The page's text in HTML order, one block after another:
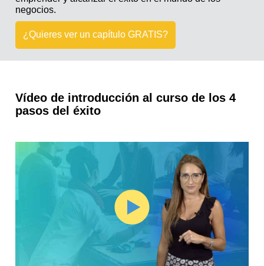
negocios.
¿Quieres ver un capítulo GRATIS?
Vídeo de introducción al curso de los 4
pasos del éxito